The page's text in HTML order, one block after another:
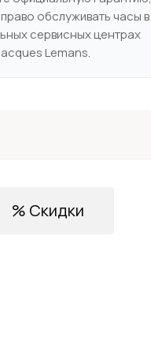
обслуживать часы в
сервисных центрах
Lemans.
% Скидки